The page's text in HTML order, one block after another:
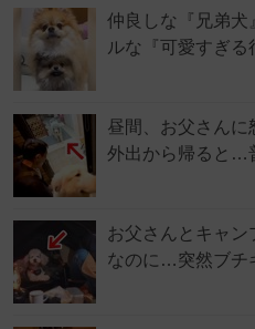
仲良しな『兄弟
ルな『可愛すぎ
昼間、お父さん
外出から帰ると…
お父さんとキャ
なのに…突然ブチ